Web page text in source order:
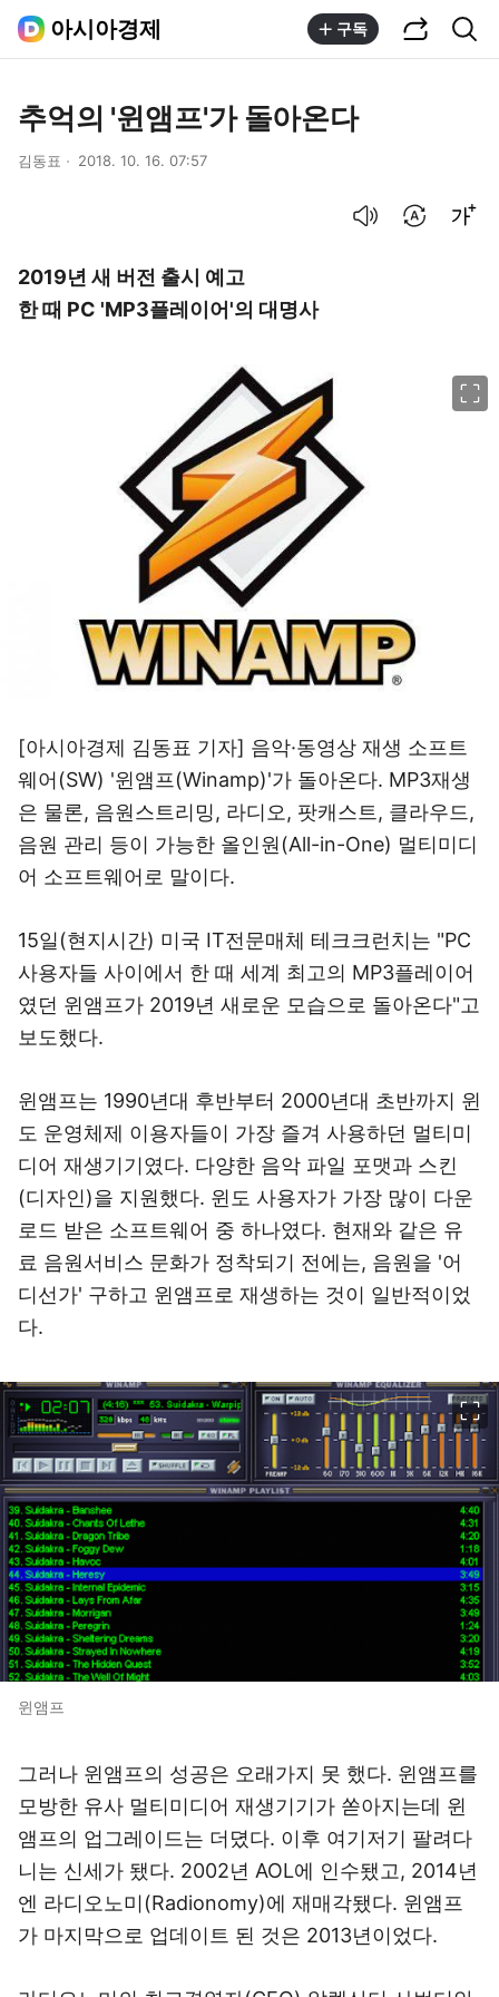
아시아경제 구독
추억의 '윈앰프'가 돌아온다
김동표 2018. 10. 16. 07:57
2019년 새 버전 출시 예고
한 때 PC 'MP3플레이어'의 대명사
[아시아경제 김동표 기자] 음악·동영상 재생 소프트
웨어(SW) '윈앰프(Winamp)'가 돌아온다. MP3재생
은 물론, 음원스트리밍, 라디오, 팟캐스트, 클라우드,
음원 관리 등이 가능한 올인원(All-in-One) 멀티미디
어 소프트웨어로 말이다.
15일(현지시간) 미국 IT전문매체 테크크런치는 "PC
사용자들 사이에서 한 때 세계 최고의 MP3플레이어
였던 윈앰프가 2019년 새로운 모습으로 돌아온다"고
보도했다.
윈앰프는 1990년대 후반부터 2000년대 초반까지 윈
도 운영체제 이용자들이 가장 즐겨 사용하던 멀티미
디어 재생기기였다. 다양한 음악 파일 포맷과 스킨
(디자인)을 지원했다. 윈도 사용자가 가장 많이 다운
로드 받은 소프트웨어 중 하나였다. 현재와 같은 유
료 음원서비스 문화가 정착되기 전에는, 음원을 '어
디선가' 구하고 윈앰프로 재생하는 것이 일반적이었
다.
윈앰프
그러나 윈앰프의 성공은 오래가지 못 했다. 윈앰프를
모방한 유사 멀티미디어 재생기기가 쏟아지는데 윈
앰프의 업그레이드는 더뎠다. 이후 여기저기 팔려다
니는 신세가 됐다. 2002년 AOL에 인수됐고, 2014년
엔 라디오노미(Radionomy)에 재매각됐다. 윈앰프
가 마지막으로 업데이트 된 것은 2013년이었다.